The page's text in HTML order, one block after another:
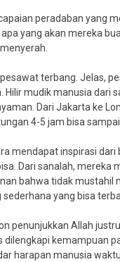
peradaban yang
yang akan mereka
terbang. Jelas,
mudik manusia dari
Dari Jakarta ke
4-5 jam bisa sampai
mendapat inspirasi
Dari sanalah, mereka
bahwa tidak
yang bisa
penunjukkan Allah
dilengkapi kemampuan
harapan manusia